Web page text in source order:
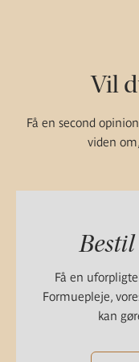
Vil
Få en second
viden
Få en
Formuepleje,
kan